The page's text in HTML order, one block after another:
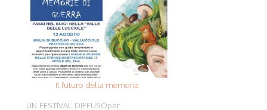
Il futuro della memoria
UN FESTIVAL DIFFUSOper